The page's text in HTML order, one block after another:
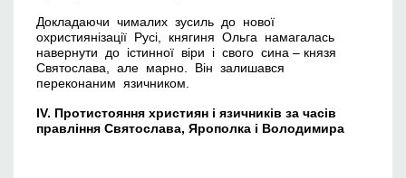
Докладаючи чималих зусиль до нової
охристиянізації Русі, княгиня Ольга намагалась
навернути до істинної віри і свого сина – князя
Святослава, але марно. Він залишався
переконаним язичником.
IV. Протистояння християн і язичників за часів
правління Святослава, Ярополка і Володимира